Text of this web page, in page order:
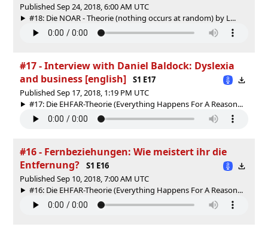
Published Sep 24, 2018, 6:00 AM UTC
#18: Die NOAR - Theorie (nothing occurs at random) by L...
#17 - Interview with Daniel Baldock: Dyslexia
and business [english]
S1 E17
Published Sep 17, 2018, 1:19 PM UTC
#17: Die EHFAR-Theorie (Everything Happens For A Reason...
#16 - Fernbeziehungen: Wie meistert ihr die
Entfernung?
S1 E16
Published Sep 10, 2018, 7:00 AM UTC
#16: Die EHFAR-Theorie (Everything Happens For A Reason...